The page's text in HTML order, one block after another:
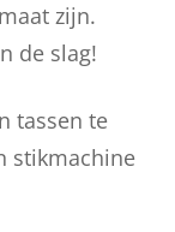
zijn.
de slag!
tassen te
stikmachine